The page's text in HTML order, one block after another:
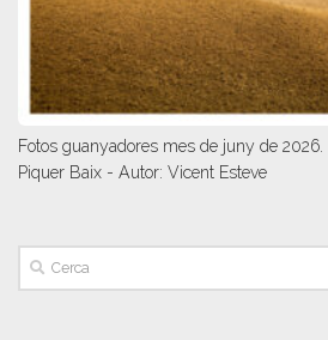
Fotos guanyadores mes de juny de
Piquer Baix - Autor: Vicent Esteve